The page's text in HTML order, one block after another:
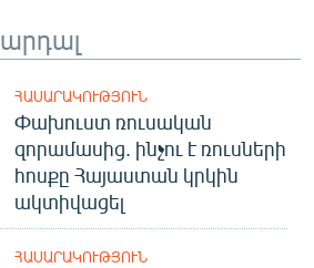
ՀԱՍԱՐԱԿՈՒԹՅՈՒՆ
Փախուստ ռուսական
զորամասից. ինչու է ռուսների
հոսքը Հայաստան կրկին
ակտիվացել
ՀԱՍԱՐԱԿՈՒԹՅՈՒՆ